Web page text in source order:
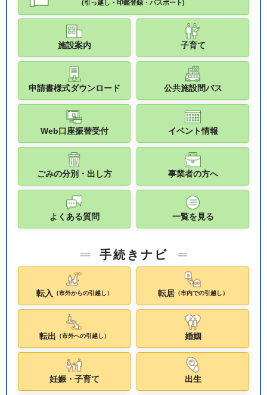
(引っ越し・印鑑登録・パスポート)
施設案内 子育て
申請書様式ダウンロード 公共施設間バス
Web口座振替受付 イベント情報
ごみの分別・出し方 事業者の方へ
よくある質問 一覧を見る
手続きナビ
転入 （市外からの引越し） 転居（市内での引越し）
転出 （市外への引越し） 婚姻
妊娠・子育て 出生